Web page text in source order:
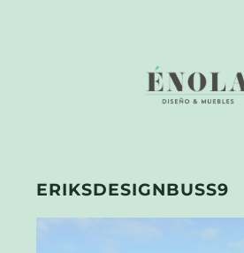
ERIKSDESIGNBUSS9